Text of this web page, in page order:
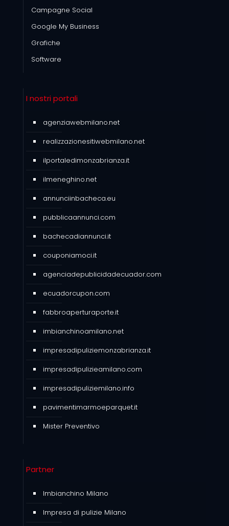
Campagne Social
Google My Business
Grafiche
Software
I nostri portali
agenziawebmilano.net
realizzazionesitiwebmilano.net
ilportaledimonzabrianza.it
ilmeneghino.net
annunciinbacheca.eu
pubblicaannunci.com
bachecadiannunci.it
couponiamoci.it
agenciadepublicidadecuador.com
ecuadorcupon.com
fabbroaperturaporte.it
imbianchinoamilano.net
impresadipuliziemonzabrianza.it
impresadipulizieamilano.com
impresadipuliziemilano.info
pavimentimarmoeparquet.it
Mister Preventivo
Partner
Imbianchino Milano
Impresa di pulizie Milano